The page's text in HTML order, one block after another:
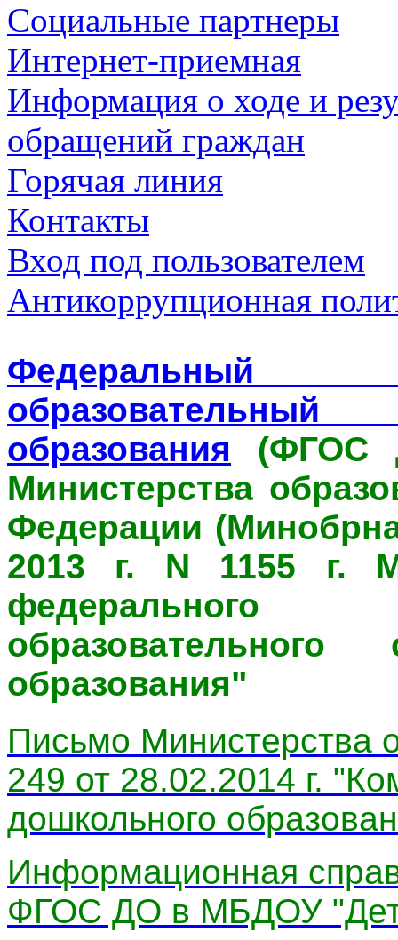
Социальные партнеры
Интернет-приемная
Информация о ходе и
обращений граждан
Горячая линия
Контакты
Вход под пользователем
Антикоррупционная
Федеральный
образовательный
образования (ФГОС
Министерства
Федерации
2013 г. N 1155 г.
федерального
образовательного
образования"
Письмо Министерства
249 от 28.02.2014 г.
дошкольного
Информационная
ФГОС ДО в МБДОУ